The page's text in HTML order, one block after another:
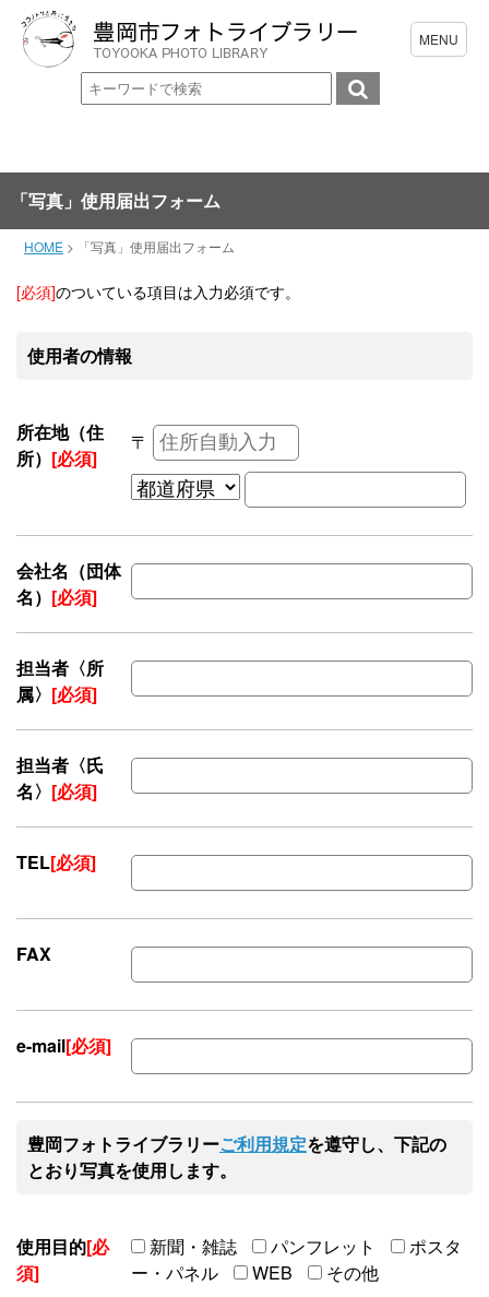
「写真」使用届出フォーム
HOME > 「写真」使用届出フォーム
[必須]のついている項目は入力必須です。
使用者の情報
所在地（住
所） [必須]
〒
会社名（団体
名） [必須]
担当者〈所
属〉 [必須]
担当者〈氏
名〉 [必須]
TEL[必須]
FAX
e-mail[必須]
豊岡フォトライブラリーご利用規定を遵守し、下記の
とおり写真を使用します。
使用目的[必
須]
新聞・雑誌 パンフレット
ポスタ
ー・パネル
WEB その他